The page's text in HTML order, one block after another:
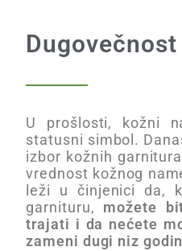
Dugovečnost
U prošlosti, kožni
statusni simbol.
izbor kožnih
vrednost kožnog
leži u činjenici da,
garnituru, možete
trajati i da nećete
zameni dugi niz